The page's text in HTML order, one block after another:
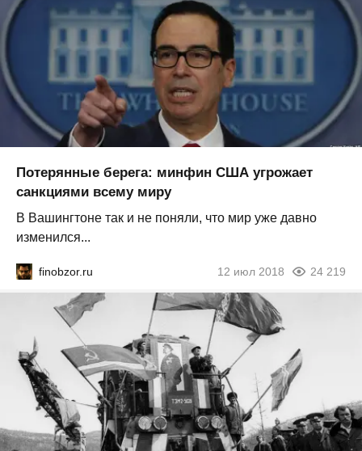
Потерянные берега: минфин США угрожает
санкциями всему миру
В Вашингтоне так и не поняли, что мир уже давно
изменился...
finobzor.ru 12 июл 2018 24 219